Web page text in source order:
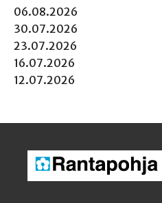
06.08.2026
30.07.2026
23.07.2026
16.07.2026
12.07.2026